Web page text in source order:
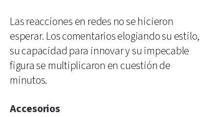
Las reacciones en redes no se hicieron
esperar. Los comentarios elogiando su estilo,
su capacidad para innovar y su impecable
figura se multiplicaron en cuestión de
minutos.
Accesorios